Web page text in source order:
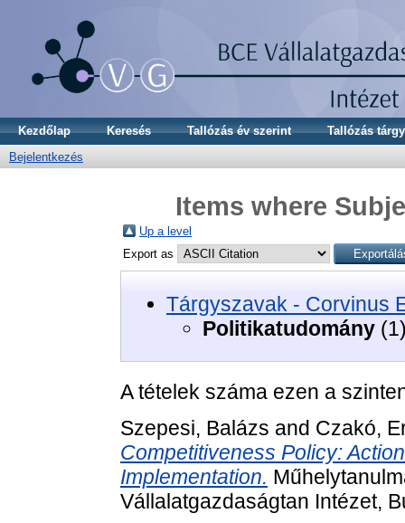
Kezdőlap Keresés Tallózás év szerint
Tallózás
Bejelentkezés
Items where
Up a level
Export as
Tárgyszavak - Corvinus
Politikatudomány
A tételek száma ezen a
Szepesi, Balázs and Czakó,
Competitiveness Policy:
Implementation.
Vállalatgazdaságtan Intézet,